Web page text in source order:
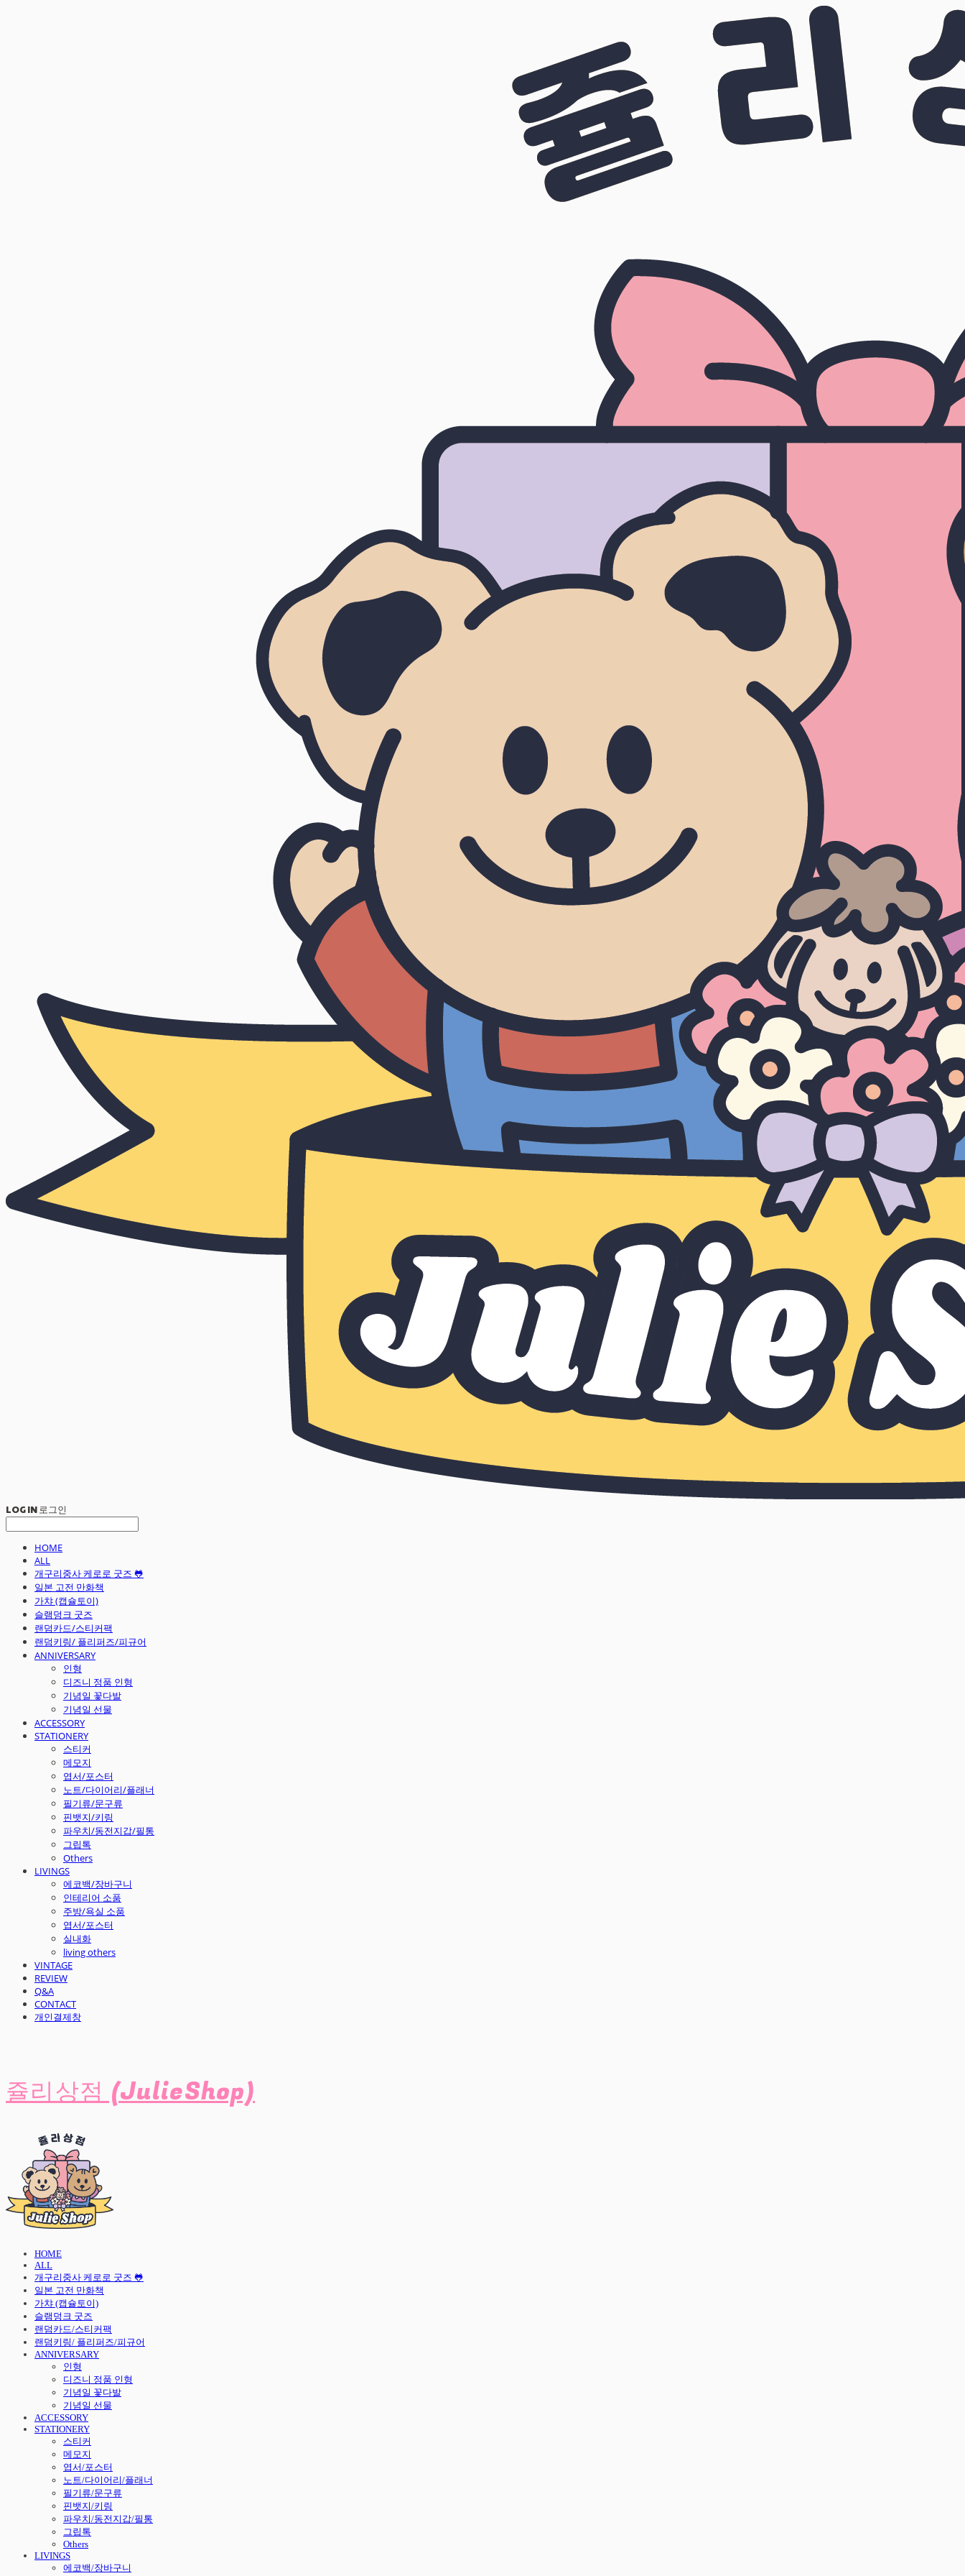
LOG IN로그인
HOME
ALL
개구리중사 케로로 굿즈 🐸
일본 고전 만화책
가챠 (캡슐토이)
슬램덩크 굿즈
랜덤카드/스티커팩
랜덤키링/ 플리퍼즈/피규어
ANNIVERSARY
인형
디즈니 정품 인형
기념일 꽃다발
기념일 선물
ACCESSORY
STATIONERY
스티커
메모지
엽서/포스터
노트/다이어리/플래너
필기류/문구류
핀뱃지/키링
파우치/동전지갑/필통
그립톡
Others
LIVINGS
에코백/장바구니
인테리어 소품
주방/욕실 소품
엽서/포스터
실내화
living others
VINTAGE
REVIEW
Q&A
CONTACT
개인결제창
쥴리상점 (JulieShop)
HOME
ALL
개구리중사 케로로 굿즈 🐸
일본 고전 만화책
가챠 (캡슐토이)
슬램덩크 굿즈
랜덤카드/스티커팩
랜덤키링/ 플리퍼즈/피규어
ANNIVERSARY
인형
디즈니 정품 인형
기념일 꽃다발
기념일 선물
ACCESSORY
STATIONERY
스티커
메모지
엽서/포스터
노트/다이어리/플래너
필기류/문구류
핀뱃지/키링
파우치/동전지갑/필통
그립톡
Others
LIVINGS
에코백/장바구니